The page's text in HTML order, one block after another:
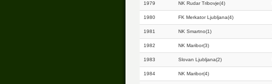
1979 NK Rudar Tribovje(4)
1980 FK Merkator Ljubljana(4)
1981 NK Smartno(1)
1982 NK Maribor(3)
1983 Slovan Ljubljana(2)
1984 NK Maribor(4)